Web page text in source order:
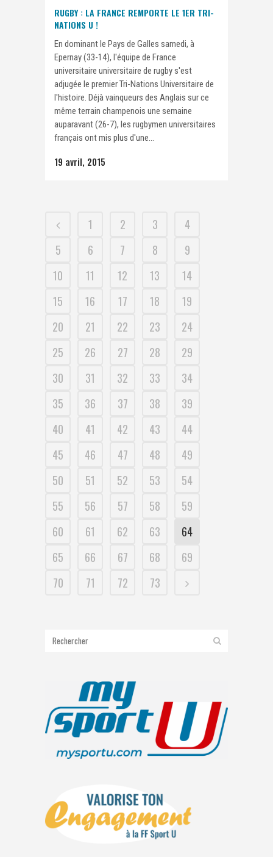
RUGBY : LA FRANCE REMPORTE LE 1ER TRI-
NATIONS U !
En dominant le Pays de Galles samedi, à
Epernay (33-14), l'équipe de France
universitaire universitaire de rugby s'est
adjugée le premier Tri-Nations Universitaire de
l'histoire. Déjà vainqueurs des Anglais sur ce
même terrain champenois une semaine
auparavant (26-7), les rugbymen universitaires
français ont mis plus d'une...
19 avril, 2015
1 2 3
4
5
6 7 8
9
10
11 12 13
14
15
16 17 18
19
20
21 22 23
24
25
26 27 28
29
30
31 32 33
34
35
36 37 38
39
40
41 42 43
44
45
46 47 48
49
50
51 52 53
54
55
56 57 58
59
60
61 62 63
64
65
66 67 68
69
70
71 72 73